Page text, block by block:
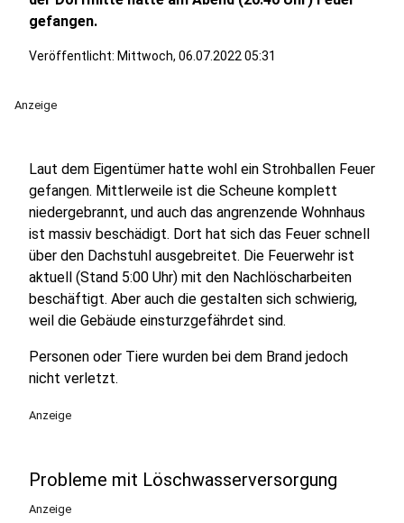
gefangen.
Veröffentlicht: Mittwoch, 06.07.2022 05:31
Anzeige
Laut dem Eigentümer hatte wohl ein Strohballen Feuer
gefangen. Mittlerweile ist die Scheune komplett
niedergebrannt, und auch das angrenzende Wohnhaus
ist massiv beschädigt. Dort hat sich das Feuer schnell
über den Dachstuhl ausgebreitet. Die Feuerwehr ist
aktuell (Stand 5:00 Uhr) mit den Nachlöscharbeiten
beschäftigt. Aber auch die gestalten sich schwierig,
weil die Gebäude einsturzgefährdet sind.
Personen oder Tiere wurden bei dem Brand jedoch
nicht verletzt.
Anzeige
Probleme mit Löschwasserversorgung
Anzeige